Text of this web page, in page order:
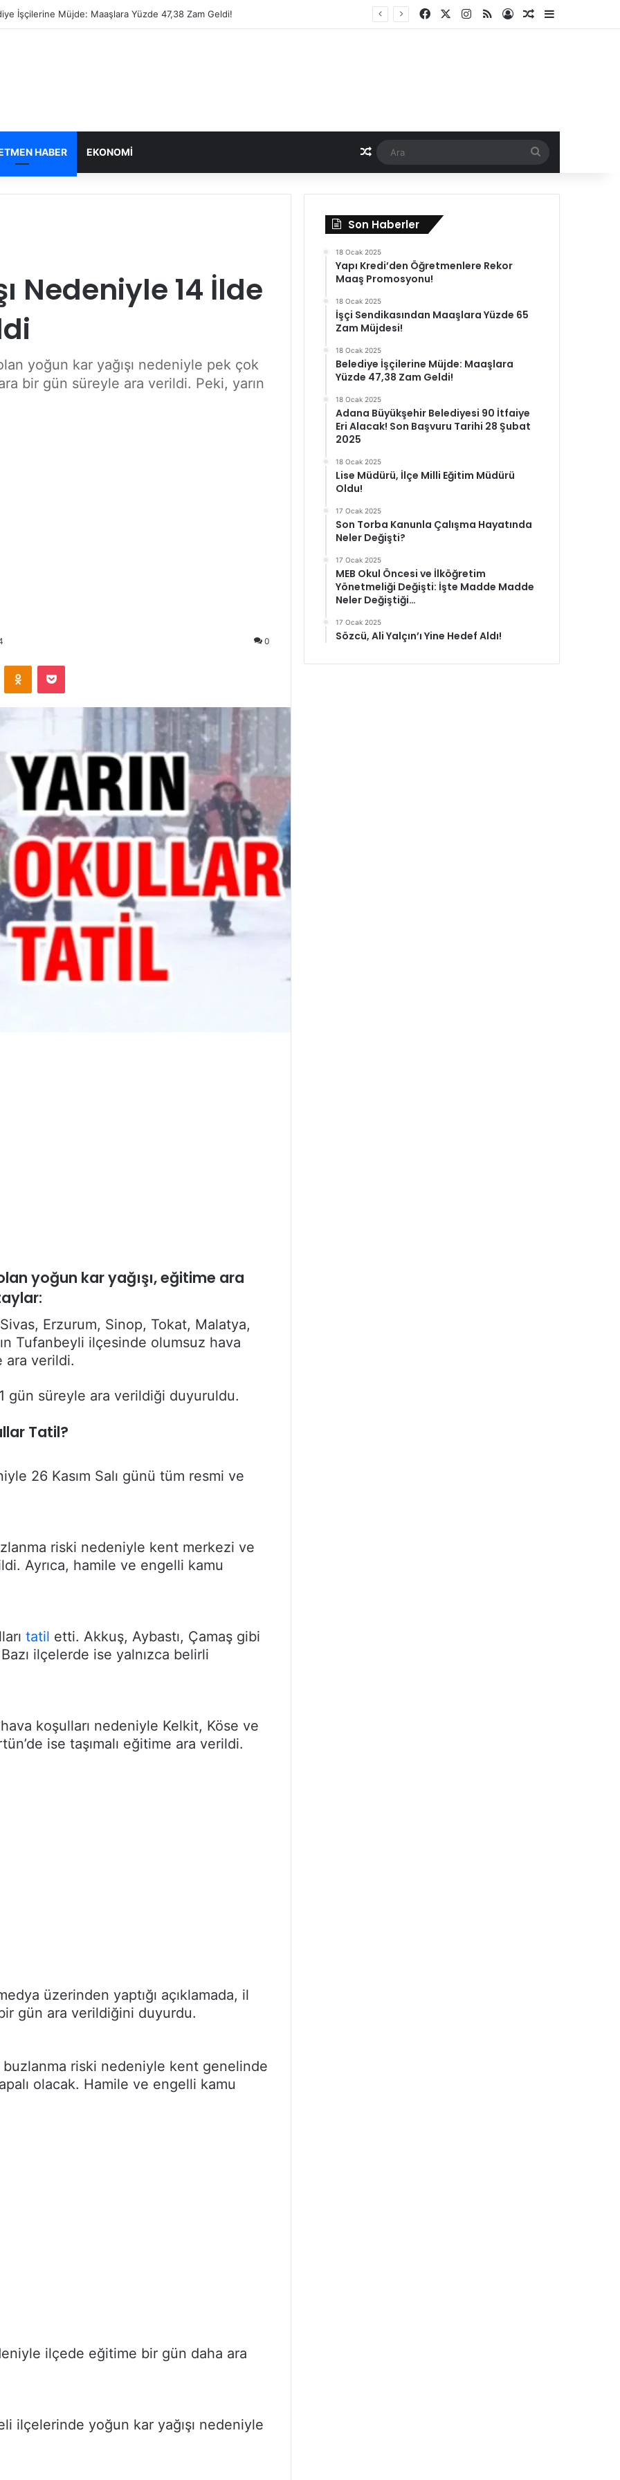
İşçilerine Müjde: Maaşlara Yüzde 47,38 Zam Geldi! Facebook Instagram
RSS Kayıt OlRastgele Haber
HABER EKONOMI Rastgele Haber
Nedeniyle 14 İlde
yoğun kar yağışı nedeniyle pek çok
bir gün süreyle ara verildi. Peki, yarın
0
yoğun kar yağışı, eğitime ara
Erzurum, Sinop, Tokat, Malatya,
Tufanbeyli ilçesinde olumsuz hava
ara verildi.
gün süreyle ara verildiği duyuruldu.
Tatil?
26 Kasım Salı günü tüm resmi ve
riski nedeniyle kent merkezi ve
Ayrıca, hamile ve engelli kamu
tatil etti. Akkuş, Aybastı, Çamaş gibi
ilçelerde ise yalnızca belirli
koşulları nedeniyle Kelkit, Köse ve
ise taşımalı eğitime ara verildi.
üzerinden yaptığı açıklamada, il
gün ara verildiğini duyurdu.
buzlanma riski nedeniyle kent genelinde
olacak. Hamile ve engelli kamu
ilçede eğitime bir gün daha ara
ilçelerinde yoğun kar yağışı nedeniyle
Son Haberler
18 Ocak 2025
Yapı Kredi’den Öğretmenlere Rekor
Maaş Promosyonu!
18 Ocak 2025
İşçi Sendikasından Maaşlara Yüzde 65
Zam Müjdesi!
18 Ocak 2025
Belediye İşçilerine Müjde: Maaşlara
Yüzde 47,38 Zam Geldi!
18 Ocak 2025
Adana Büyükşehir Belediyesi 90 İtfaiye
Eri Alacak! Son Başvuru Tarihi 28 Şubat
2025
18 Ocak 2025
Lise Müdürü, İlçe Milli Eğitim Müdürü
Oldu!
17 Ocak 2025
Son Torba Kanunla Çalışma Hayatında
Neler Değişti?
17 Ocak 2025
MEB Okul Öncesi ve İlköğretim
Yönetmeliği Değişti: İşte Madde Madde
Neler Değiştiği…
17 Ocak 2025
Sözcü, Ali Yalçın’ı Yine Hedef Aldı!